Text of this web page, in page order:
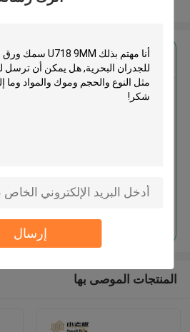
إرسال
احصل على
المنتجات الموصى بها